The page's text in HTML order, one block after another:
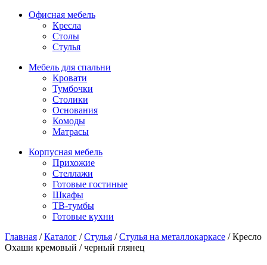
Офисная мебель
Кресла
Столы
Стулья
Мебель для спальни
Кровати
Тумбочки
Столики
Основания
Комоды
Матрасы
Корпусная мебель
Прихожие
Стеллажи
Готовые гостиные
Шкафы
ТВ-тумбы
Готовые кухни
Главная /Каталог /Стулья /Стулья на металлокаркасе /Кресло
Охаши кремовый / черный глянец